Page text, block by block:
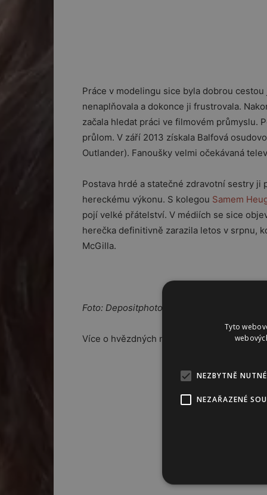
Práce v modelingu sice byla dobrou
nenaplňovala a dokonce ji frustrovala.
začala hledat práci ve filmovém průmyslu.
průlom. V září 2013 získala Balfová
Outlander). Fanoušky velmi očekávaná
Postava hrdé a statečné zdravotní sestry
hereckému výkonu. S kolegou Samem
pojí velké přátelství. V médiích se sice
herečka definitivně zarazila letos v srpnu,
McGilla.
Foto: Depositphotos
Více o hvězdných narozeninách se dozvíte
Tyto
NEZBYTNĚ
NEZAŘAZENÉ